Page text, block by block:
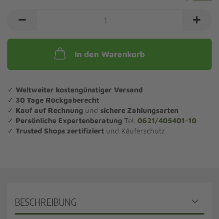
In den Warenkorb
✓ Weltweiter kostengünstiger Versand
✓ 30 Tage Rückgaberecht
✓ Kauf auf Rechnung und sichere Zahlungsarten
✓ Persönliche Expertenberatung Tel. 0621/405401-10
✓ Trusted Shops zertifiziert und Käuferschutz
BESCHREIBUNG